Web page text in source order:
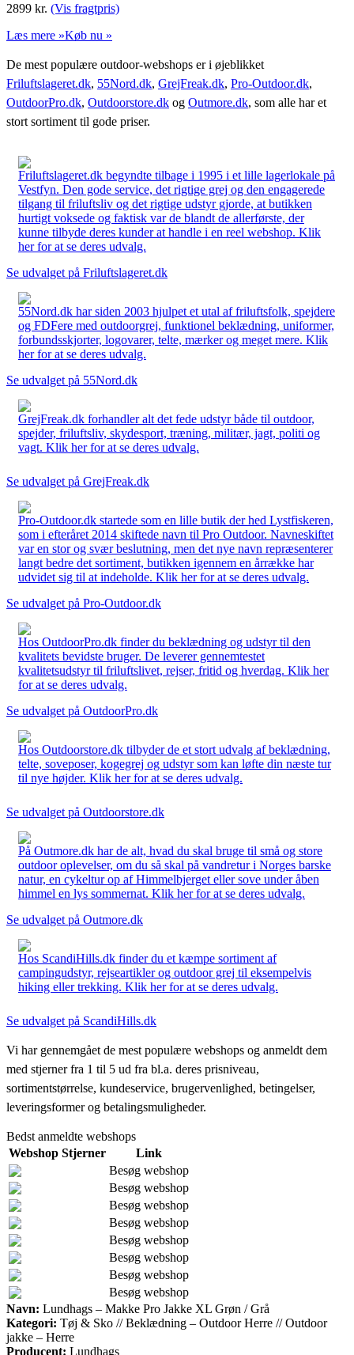
2899 kr. (Vis fragtpris)
Læs mere »Køb nu »
De mest populære outdoor-webshops er i øjeblikket
Friluftslageret.dk, 55Nord.dk, GrejFreak.dk, Pro-Outdoor.dk,
OutdoorPro.dk, Outdoorstore.dk og Outmore.dk, som alle har et
stort sortiment til gode priser.
Friluftslageret.dk begyndte tilbage i 1995 i et lille lagerlokale på
Vestfyn. Den gode service, det rigtige grej og den engagerede
tilgang til friluftsliv og det rigtige udstyr gjorde, at butikken
hurtigt voksede og faktisk var de blandt de allerførste, der
kunne tilbyde deres kunder at handle i en reel webshop. Klik
her for at se deres udvalg.
Se udvalget på Friluftslageret.dk
55Nord.dk har siden 2003 hjulpet et utal af friluftsfolk, spejdere
og FDFere med outdoorgrej, funktionel beklædning, uniformer,
forbundsskjorter, logovarer, telte, mærker og meget mere. Klik
her for at se deres udvalg.
Se udvalget på 55Nord.dk
GrejFreak.dk forhandler alt det fede udstyr både til outdoor,
spejder, friluftsliv, skydesport, træning, militær, jagt, politi og
vagt. Klik her for at se deres udvalg.
Se udvalget på GrejFreak.dk
Pro-Outdoor.dk startede som en lille butik der hed Lystfiskeren,
som i efteråret 2014 skiftede navn til Pro Outdoor. Navneskiftet
var en stor og svær beslutning, men det nye navn repræsenterer
langt bedre det sortiment, butikken igennem en årrække har
udvidet sig til at indeholde. Klik her for at se deres udvalg.
Se udvalget på Pro-Outdoor.dk
Hos OutdoorPro.dk finder du beklædning og udstyr til den
kvalitets bevidste bruger. De leverer gennemtestet
kvalitetsudstyr til friluftslivet, rejser, fritid og hverdag. Klik her
for at se deres udvalg.
Se udvalget på OutdoorPro.dk
Hos Outdoorstore.dk tilbyder de et stort udvalg af beklædning,
telte, soveposer, kogegrej og udstyr som kan løfte din næste tur
til nye højder. Klik her for at se deres udvalg.
Se udvalget på Outdoorstore.dk
På Outmore.dk har de alt, hvad du skal bruge til små og store
outdoor oplevelser, om du så skal på vandretur i Norges barske
natur, en cykeltur op af Himmelbjerget eller sove under åben
himmel en lys sommernat. Klik her for at se deres udvalg.
Se udvalget på Outmore.dk
Hos ScandiHills.dk finder du et kæmpe sortiment af
campingudstyr, rejseartikler og outdoor grej til eksempelvis
hiking eller trekking. Klik her for at se deres udvalg.
Se udvalget på ScandiHills.dk
Vi har gennemgået de mest populære webshops og anmeldt dem
med stjerner fra 1 til 5 ud fra bl.a. deres prisniveau,
sortimentstørrelse, kundeservice, brugervenlighed, betingelser,
leveringsformer og betalingsmuligheder.
Bedst anmeldte webshops
Webshop Stjerner
Link
Besøg webshop
Besøg webshop
Besøg webshop
Besøg webshop
Besøg webshop
Besøg webshop
Besøg webshop
Besøg webshop
Navn: Lundhags – Makke Pro Jakke XL Grøn / Grå
Kategori: Tøj & Sko // Beklædning – Outdoor Herre // Outdoor
jakke – Herre
Producent: Lundhags